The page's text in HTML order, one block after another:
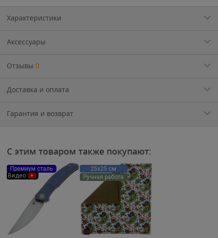
Характеристики
Аксессуары
Отзывы 0
Доставка и оплата
Гарантия и возврат
С этим товаром также покупают:
Премиум сталь
Видео
25х25 см
Ручная работа